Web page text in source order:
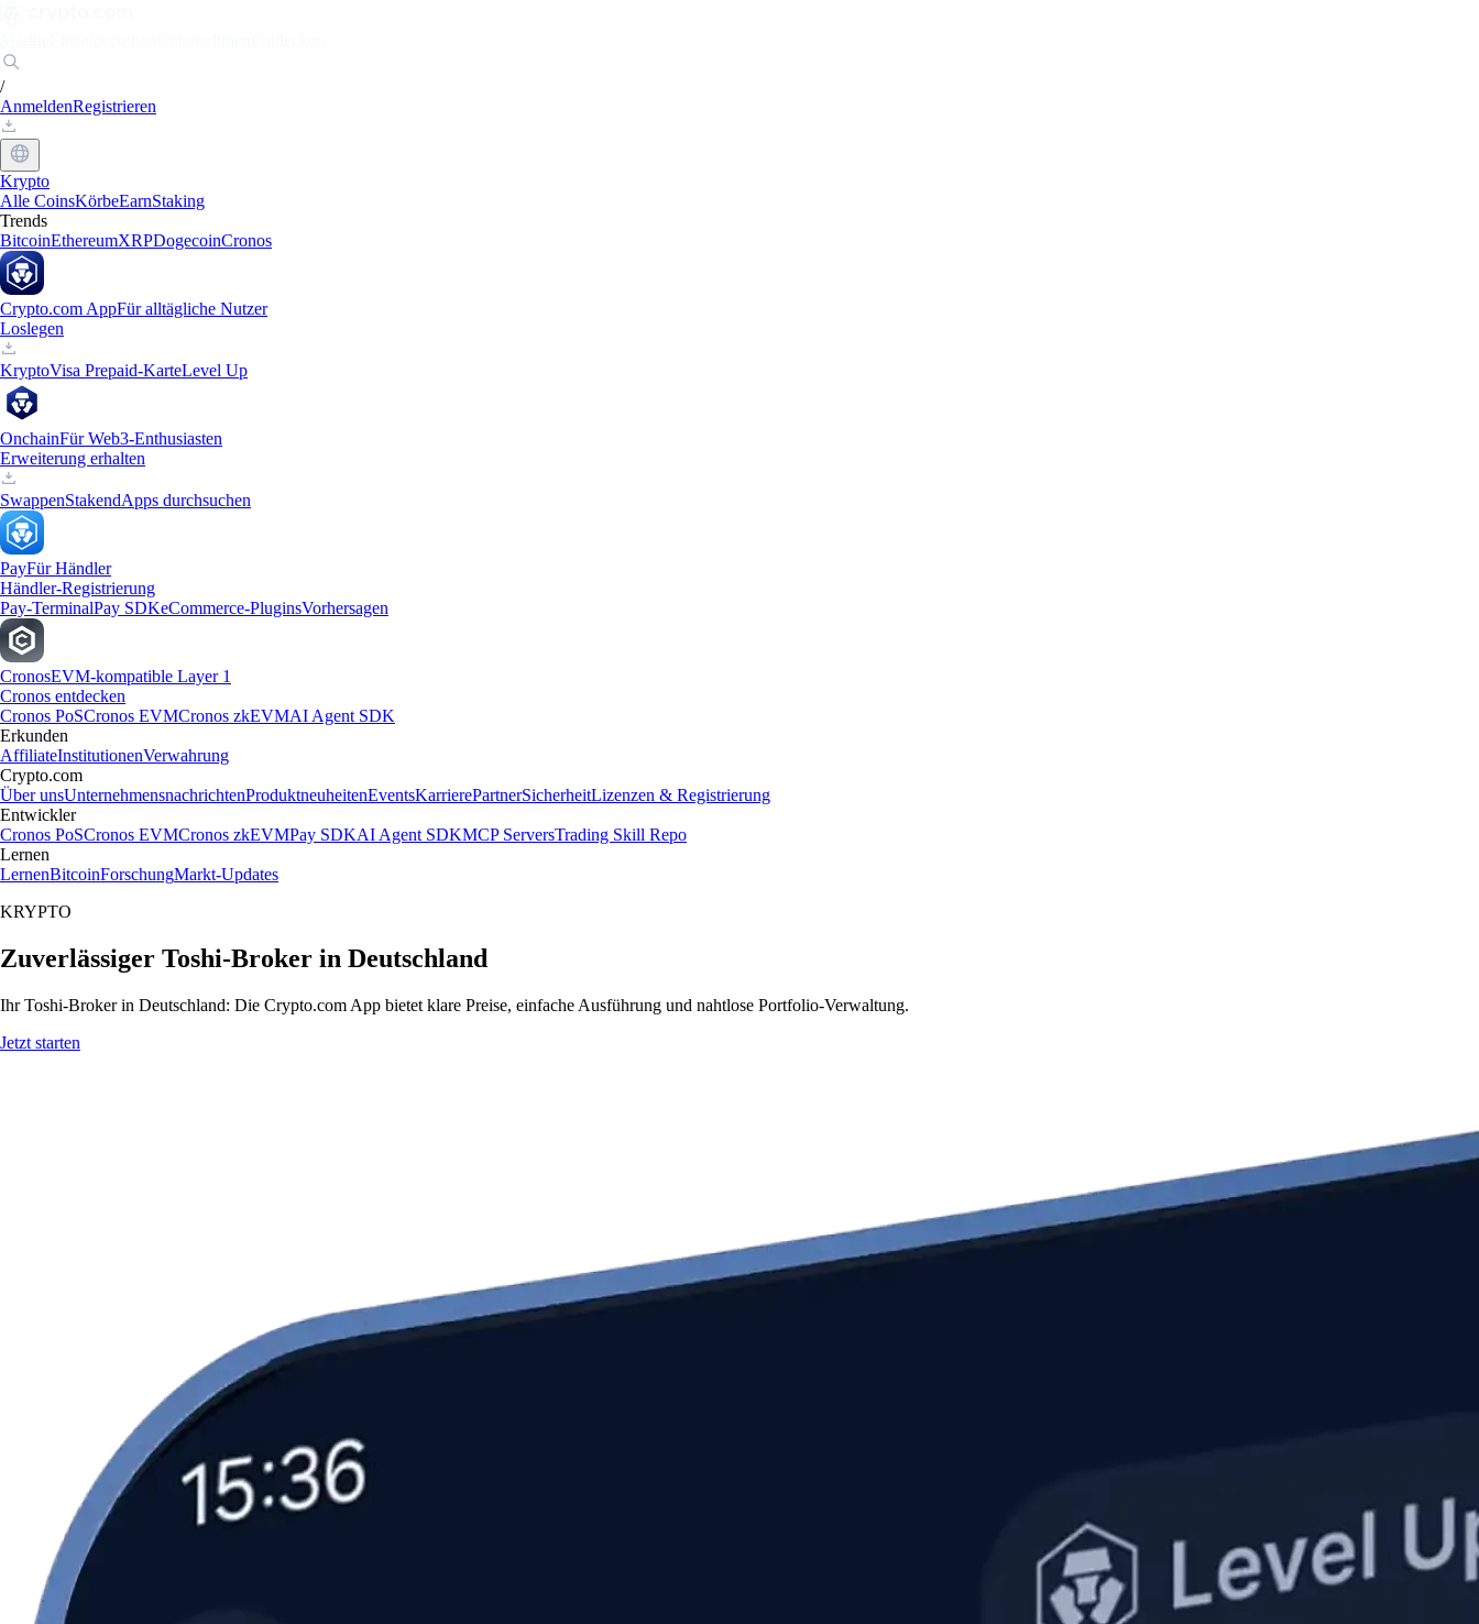
/
AnmeldenRegistrieren
Krypto
Alle CoinsKörbeEarnStaking
Trends
BitcoinEthereumXRPDogecoinCronos
Crypto.com AppFür alltägliche Nutzer
Loslegen
KryptoVisa Prepaid-KarteLevel Up
OnchainFür Web3-Enthusiasten
Erweiterung erhalten
SwappenStakendApps durchsuchen
PayFür Händler
Händler-Registrierung
Pay-TerminalPay SDKeCommerce-PluginsVorhersagen
CronosEVM-kompatible Layer 1
Cronos entdecken
Cronos PoSCronos EVMCronos zkEVMAI Agent SDK
Erkunden
AffiliateInstitutionenVerwahrung
Crypto.com
Über unsUnternehmensnachrichtenProduktneuheitenEventsKarrierePartnerSicherheitLizenzen & Registrierung
Entwickler
Cronos PoSCronos EVMCronos zkEVMPay SDKAI Agent SDKMCP ServersTrading Skill Repo
Lernen
LernenBitcoinForschungMarkt-Updates
KRYPTO
Zuverlässiger Toshi-Broker in Deutschland
Ihr Toshi-Broker in Deutschland: Die Crypto.com App bietet klare Preise, einfache Ausführung und nahtlose Portfolio-Verwaltung.
Jetzt starten